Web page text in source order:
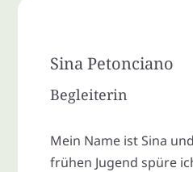
Sina Petonciano
Begleiterin
Mein Name ist Sina
frühen Jugend spüre